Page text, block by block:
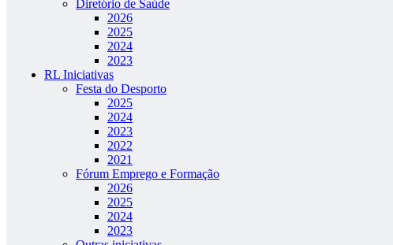
Diretório de Saúde
2026
2025
2024
2023
RL Iniciativas
Festa do Desporto
2025
2024
2023
2022
2021
Fórum Emprego e Formação
2026
2025
2024
2023